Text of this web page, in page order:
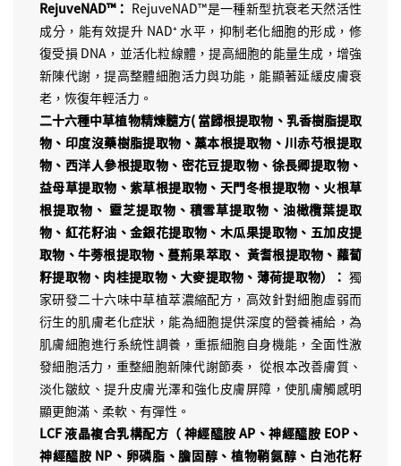
RejuveNAD™️： RejuveNAD™️是一種新型抗衰老天然活性
成分，能有效提升 NAD⁺ 水平，抑制老化細胞的形成，修
復受損 DNA，並活化粒線體，提高細胞的能量生成，增強
新陳代謝，提高整體細胞活力與功能，能顯著延緩皮膚衰
老，恢復年輕活力。
二十六種中草植物精煉髓方( 當歸根提取物、乳香樹脂提取
物、印度沒藥樹脂提取物、藁本根提取物、川赤芍根提取
物、西洋人參根提取物、密花豆提取物、徐長卿提取物、
益母草提取物、紫草根提取物、天門冬根提取物、火根草
根提取物、 靈芝提取物、積雪草提取物、油橄欖葉提取
物、紅花籽油、金銀花提取物、木瓜果提取物、五加皮提
取物、牛蒡根提取物、蔓荊果萃取、 黃耆根提取物、蘿蔔
籽提取物、肉桂提取物、大麥提取物、薄荷提取物）： 獨
家研發二十六味中草植萃濃縮配方，高效針對細胞虛弱而
衍生的肌膚老化症狀，能為細胞提供深度的營養補給，為
肌膚細胞進行系統性調養，重振細胞自身機能，全面性激
發細胞活力，重整細胞新陳代謝節奏， 從根本改善膚質、
淡化皺紋、提升皮膚光澤和強化皮膚屏障，使肌膚觸感明
顯更飽滿、柔軟、有彈性。
LCF 液晶複合乳構配方（ 神經醯胺 AP、神經醯胺 EOP、
神經醯胺 NP、卵磷脂、膽固醇、植物鞘氨醇、白池花籽